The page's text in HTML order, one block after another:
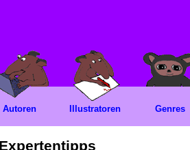
Autoren Illustratoren Genres